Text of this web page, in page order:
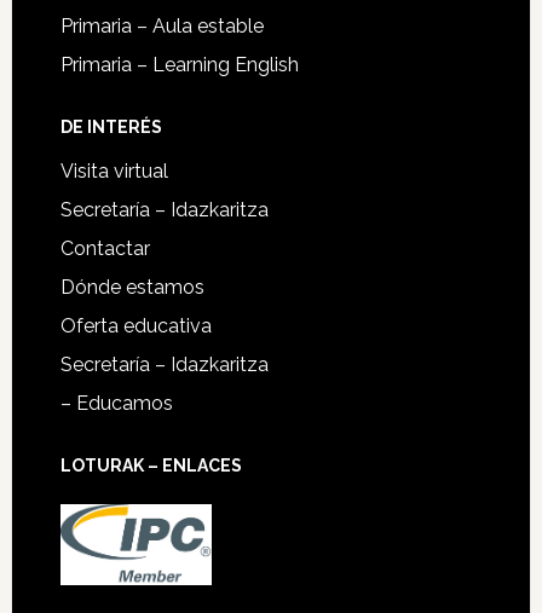
Primaria – Aula estable
Primaria – Learning English
DE INTERÉS
Visita virtual
Secretaría – Idazkaritza
Contactar
Dónde estamos
Oferta educativa
Secretaría – Idazkaritza
– Educamos
LOTURAK – ENLACES